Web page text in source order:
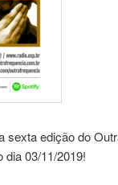
edição do
dia 03/11/2019!